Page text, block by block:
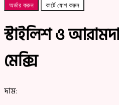
অর্ডার করুন কার্টে যোগ করুন
স্টাইলিশ ও
মেক্সি
দাম: